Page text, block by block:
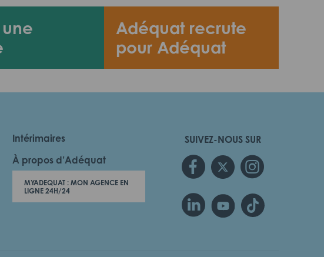
Adéquat recrute
pour Adéquat
SUIVEZ-NOUS SUR
Intérimaires
À propos d’Adéquat
MYADEQUAT : MON AGENCE EN
LIGNE 24H/24